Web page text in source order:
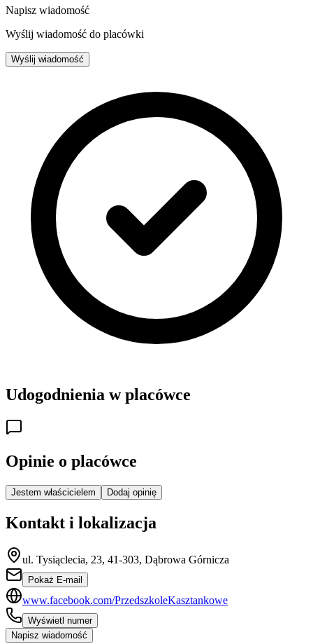
Napisz wiadomość
Wyślij wiadomość do placówki
Wyślij wiadomość
Udogodnienia w placówce
Opinie o placówce
Jestem właścicielem Dodaj opinię
Kontakt i lokalizacja
ul. Tysiąclecia, 23, 41-303, Dąbrowa Górnicza
Pokaż E-mail
www.facebook.com/PrzedszkoleKasztankowe
Wyświetl numer
Napisz wiadomość